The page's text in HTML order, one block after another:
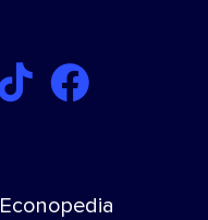
Econopedia